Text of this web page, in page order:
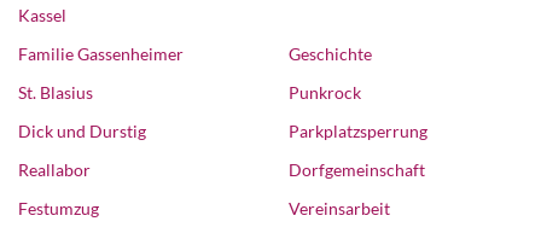
Kassel
Familie Gassenheimer
St. Blasius
Dick und Durstig
Reallabor
Festumzug
Geschichte
Punkrock
Parkplatzsperrung
Dorfgemeinschaft
Vereinsarbeit